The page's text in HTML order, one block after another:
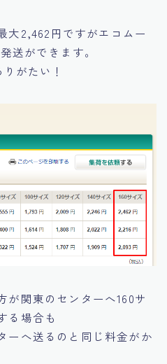
大2,462円ですがエコムー
送ができます。
がたい！
が関東のセンターへ160サ
る場合も
ーへ送るのと同じ料金がか